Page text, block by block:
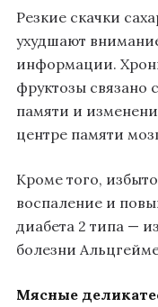
Резкие скачки
ухудшают
информации.
фруктозы
памяти и
центре памяти
Кроме того,
воспаление и
диабета 2 типа —
болезни
Мясные